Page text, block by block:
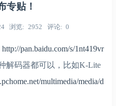
专贴！
浏览 2952 评论 0
http://pan.baidu.com/s/1nt419vr
解码器都可以，比如K-Lite
multimedia/media/d